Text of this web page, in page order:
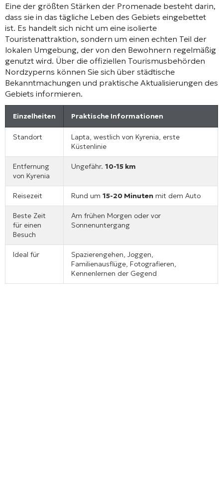
Eine der größten Stärken der Promenade besteht darin,
dass sie in das tägliche Leben des Gebiets eingebettet
ist. Es handelt sich nicht um eine isolierte
Touristenattraktion, sondern um einen echten Teil der
lokalen Umgebung, der von den Bewohnern regelmäßig
genutzt wird. Über die offiziellen Tourismusbehörden
Nordzyperns können Sie sich über städtische
Bekanntmachungen und praktische Aktualisierungen des
Gebiets informieren.
Einzelheiten Praktische Informationen
Standort
Lapta, westlich von Kyrenia, erste
Küstenlinie
Entfernung
von Kyrenia
Ungefähr. 10-15 km
Reisezeit Rund um 15-20 Minuten mit dem Auto
Beste Zeit
für einen
Besuch
Am frühen Morgen oder vor
Sonnenuntergang
Ideal für
Spazierengehen, Joggen,
Familienausflüge, Fotografieren,
Kennenlernen der Gegend